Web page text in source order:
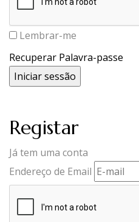
Lembrar-me
Recuperar Palavra-passe
Registar
Já tem uma conta
Endereço de Email